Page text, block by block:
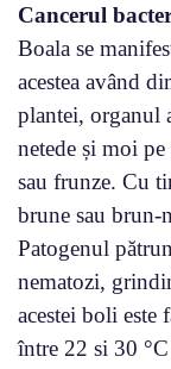
Cancerul
Boala se
acestea având
plantei, organul
netede și moi
sau frunze. Cu
brune sau brun-
Patogenul
nematozi,
acestei boli este
între 22 si 30